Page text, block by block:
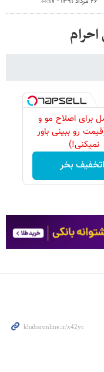
برای اصلاح مو و
رو ببینی باور
نمیکنی!)
بخر